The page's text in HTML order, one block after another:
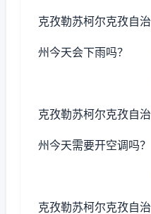
克孜勒苏柯尔克孜自治
州今天会下雨吗？
克孜勒苏柯尔克孜自治
州今天需要开空调吗？
克孜勒苏柯尔克孜自治